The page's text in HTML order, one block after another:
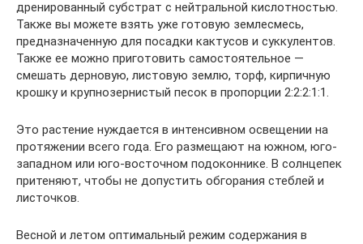
дренированный субстрат с нейтральной кислотностью.
Также вы можете взять уже готовую землесмесь,
предназначенную для посадки кактусов и суккулентов.
Также ее можно приготовить самостоятельное —
смешать дерновую, листовую землю, торф, кирпичную
крошку и крупнозернистый песок в пропорции 2:2:2:1:1.
Это растение нуждается в интенсивном освещении на
протяжении всего года. Его размещают на южном, юго-
западном или юго-восточном подоконнике. В солнцепек
притеняют, чтобы не допустить обгорания стеблей и
листочков.
Весной и летом оптимальный режим содержания в